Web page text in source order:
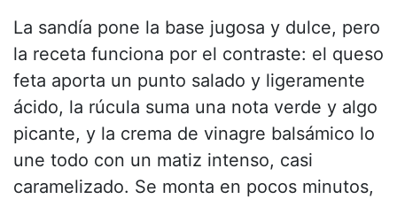
La sandía pone la base jugosa y dulce, pero
la receta funciona por el contraste: el queso
feta aporta un punto salado y ligeramente
ácido, la rúcula suma una nota verde y algo
picante, y la crema de vinagre balsámico lo
une todo con un matiz intenso, casi
caramelizado. Se monta en pocos minutos,